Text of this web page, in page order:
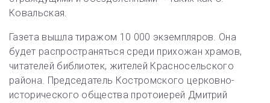
Ковальская.
Газета вышла тиражом 10 000 экземпляров. Она
будет распространяться среди прихожан храмов,
читателей библиотек, жителей Красносельского
района. Председатель Костромского церковно-
исторического общества протоиерей Дмитрий